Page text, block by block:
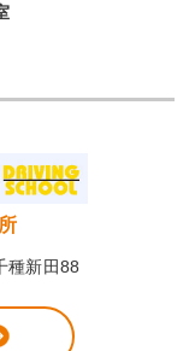
新田88